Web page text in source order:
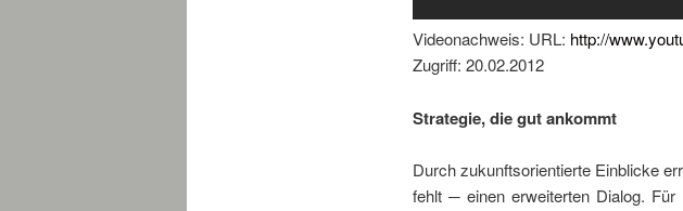
Videonachweis: URL: http://
Zugriff: 20.02.2012
Strategie, die gut ankommt
Durch zukunftsorientierte Einblicke
fehlt ─ einen erweiterten Dialog.